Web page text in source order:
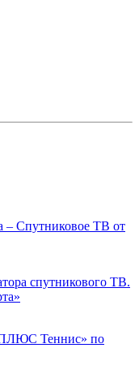
– Спутниковое ТВ от
спутникового ТВ.
Теннис» по